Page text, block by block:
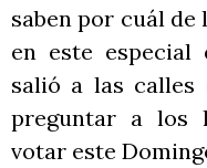
saben por cuál de
en este especial
salió a las calles
preguntar a los
votar este